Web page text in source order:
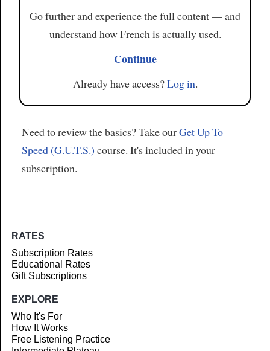
Go further and experience the full content — and
understand how French is actually used.
Continue
Already have access?Log in.
Need to review the basics? Take ourGet Up To
Speed (G.U.T.S.) course. It's included in your
subscription.
RATES
Subscription Rates
Educational Rates
Gift Subscriptions
EXPLORE
Who It's For
How It Works
Free Listening Practice